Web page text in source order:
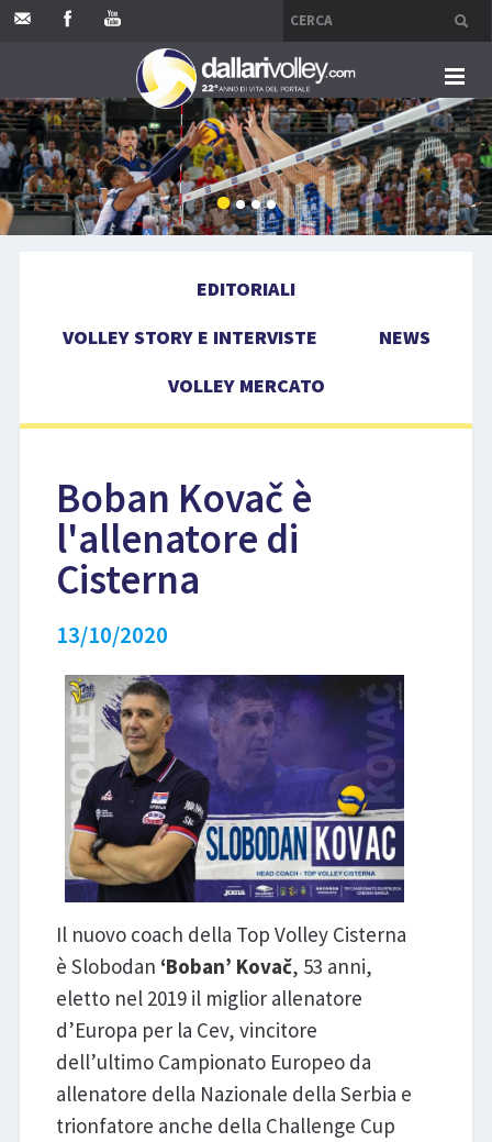
HOME
EDITORIALI
VOLLEY MERCATO
COMPETIZIONI
EVENTI
LIBRI
EDITORIALI
VOLLEY STORY E INTERVISTE
NEWS
VOLLEY MERCATO
Boban Kovač è
l'allenatore di
Cisterna
13/10/2020
Il nuovo coach della Top Volley Cisterna
è Slobodan ‘Boban’ Kovač, 53 anni,
eletto nel 2019 il miglior allenatore
d’Europa per la Cev, vincitore
dell’ultimo Campionato Europeo da
allenatore della Nazionale della Serbia e
trionfatore anche della Challenge Cup